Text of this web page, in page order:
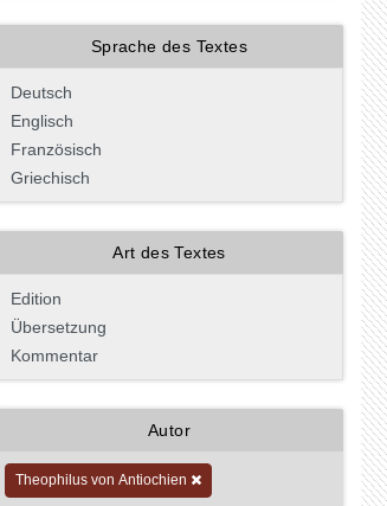
Sprache des Textes
Art des Textes
Autor
Theophilus von Antiochien